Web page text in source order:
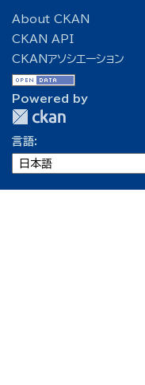
About CKAN
CKAN API
CKANアソシエーション
Powered by
言語